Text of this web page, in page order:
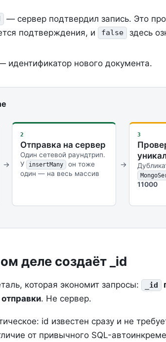
— сервер подтвердил запись. Это про
подтверждения, и
false
здесь
идентификатор нового документа.
2
Отправка на сервер
Один сетевой раундтрип.
У
insertMany
он тоже
один — на весь массив
3
11000
деле создаёт _id
которая экономит запросы: _id
. Не сервер.
id известен сразу и не
от привычного SQL-